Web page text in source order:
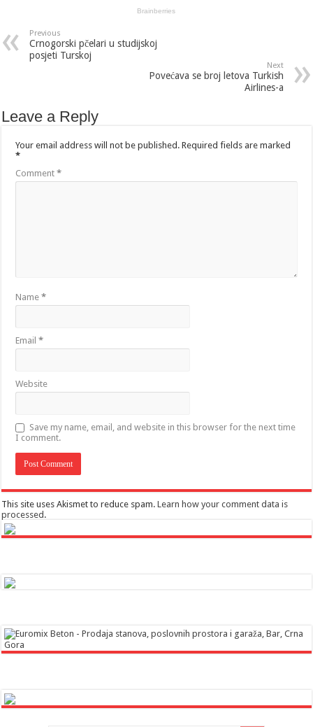
Previous
Crnogorski pčelari u studijskoj
posjeti Turskoj
Next
Povećava se broj letova Turkish
Airlines-a
Leave a Reply
Your email address will not be published. Required fields are marked
*
Comment*
Name*
Email*
Website
Save my name, email, and website in this browser for the next time
I comment.
This site uses Akismet to reduce spam.Learn how your comment data is
processed .